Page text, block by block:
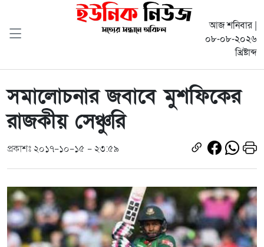
আজ শনিবার |
০৮-০৮-২০২৬
খ্রিষ্টাব্দ
সমালোচনার জবাবে মুশফিকের
রাজকীয় সেঞ্চুরি
প্রকাশঃ ২০১৭-১০-১৫ - ২৩:৫৯